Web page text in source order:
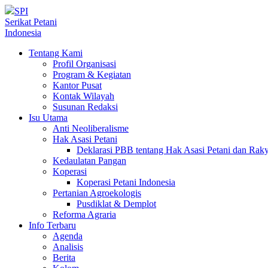
SPI
Serikat Petani
Indonesia
Tentang Kami
Profil Organisasi
Program & Kegiatan
Kantor Pusat
Kontak Wilayah
Susunan Redaksi
Isu Utama
Anti Neoliberalisme
Hak Asasi Petani
Deklarasi PBB tentang Hak Asasi Petani dan
Kedaulatan Pangan
Koperasi
Koperasi Petani Indonesia
Pertanian Agroekologis
Pusdiklat & Demplot
Reforma Agraria
Info Terbaru
Agenda
Analisis
Berita